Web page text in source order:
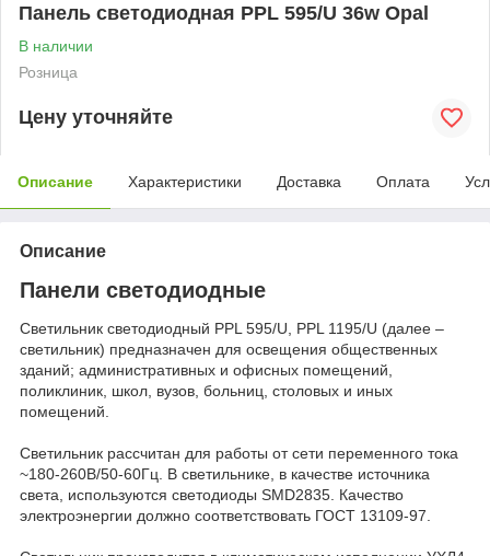
Панель светодиодная PPL 595/U 36w Opal
В наличии
Розница
Цену уточняйте
Описание Характеристики Доставка Оплата
Описание
Панели светодиодные
Светильник светодиодный PPL 595/U, PPL 1195/U (далее –
светильник) предназначен для освещения общественных
зданий; административных и офисных помещений,
поликлиник, школ, вузов, больниц, столовых и иных
помещений.
Светильник рассчитан для работы от сети переменного тока
~180-260В/50-60Гц. В светильнике, в качестве источника
света, используются светодиоды SMD2835. Качество
электроэнергии должно соответствовать ГОСТ 13109-97.